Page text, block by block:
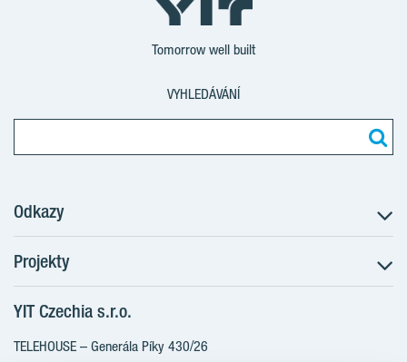
Tomorrow well built
VYHLEDÁVÁNÍ
Odkazy
Postup koupě
Klientské změny
Aktuality
Blog
Projekty
RANTA Barrandov III
RANTA Barrandov IV
YIT Czechia s.r.o.
TELEHOUSE – Generála Píky 430/26